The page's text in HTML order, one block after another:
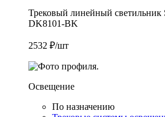
Трековый линейный
DK8101-BK
2532 ₽/шт
Освещение
По назначению